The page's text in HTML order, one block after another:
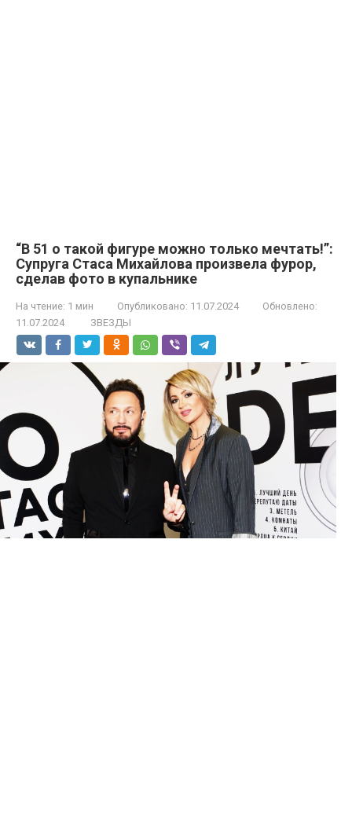
“В 51 о такой фигуре можно только мечтать!”:
Супруга Стаса Михайлова произвела фурор,
сделав фото в купальнике
На чтение: 1 мин Опубликовано: 11.07.2024
Обновлено:
11.07.2024
ЗВЕЗДЫ